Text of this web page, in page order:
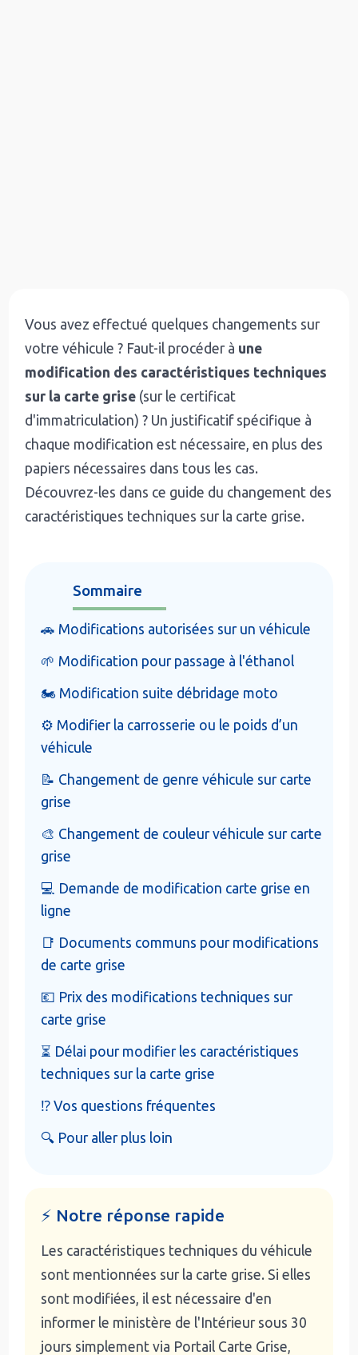
Vous avez effectué quelques changements sur
votre véhicule ? Faut-il procéder à une
modification des caractéristiques techniques
sur la carte grise (sur le certificat
d'immatriculation) ? Un justificatif spécifique à
chaque modification est nécessaire, en plus des
papiers nécessaires dans tous les cas.
Découvrez-les dans ce guide du changement des
caractéristiques techniques sur la carte grise.
Sommaire
🚗 Modifications autorisées sur un véhicule
🌱 Modification pour passage à l'éthanol
🏍️ Modification suite débridage moto
⚙️ Modifier la carrosserie ou le poids d’un
véhicule
📝 Changement de genre véhicule sur carte
grise
🎨 Changement de couleur véhicule sur carte
grise
💻 Demande de modification carte grise en
ligne
📑 Documents communs pour modifications
de carte grise
💶 Prix des modifications techniques sur
carte grise
⏳ Délai pour modifier les caractéristiques
techniques sur la carte grise
⁉️ Vos questions fréquentes
🔍 Pour aller plus loin
⚡ Notre réponse rapide
Les caractéristiques techniques du véhicule
sont mentionnées sur la carte grise. Si elles
sont modifiées, il est nécessaire d'en
informer le ministère de l'Intérieur sous 30
jours simplement via Portail Carte Grise,